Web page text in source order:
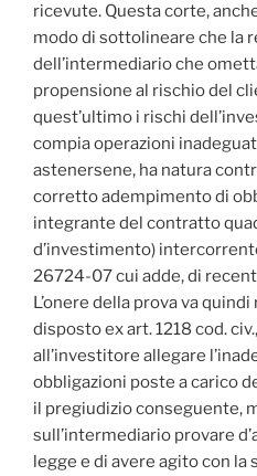
ricevute. Questa corte,
modo di sottolineare che la
dell’intermediario che
propensione al rischio del
quest’ultimo i rischi
compia operazioni
astenersene, ha natura
corretto adempimento di
integrante del contratto
d’investimento)
26724-07 cui adde, di
L’onere della prova va
disposto ex art. 1218 cod.
all’investitore allegare
obbligazioni poste a carico
il pregiudizio conseguente,
sull’intermediario provare
legge e di avere agito con la